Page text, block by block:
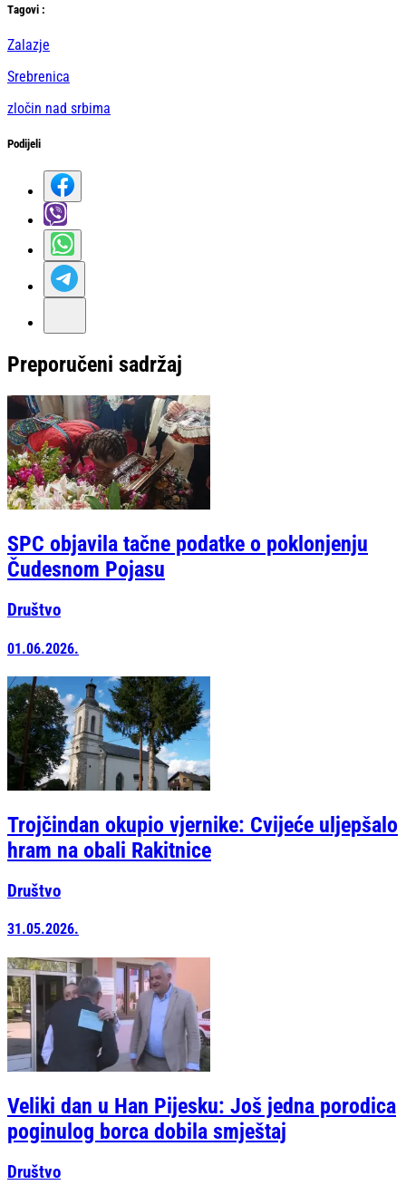
Тagovi :
Zalazje
Srebrenica
zločin nad srbima
Podijeli
Preporučeni sadržaj
SPC objavila tačne podatke o poklonjenju
Čudesnom Pojasu
Društvo
01.06.2026.
Trojčindan okupio vjernike: Cvijeće uljepšalo
hram na obali Rakitnice
Društvo
31.05.2026.
Veliki dan u Han Pijesku: Još jedna porodica
poginulog borca dobila smještaj
Društvo